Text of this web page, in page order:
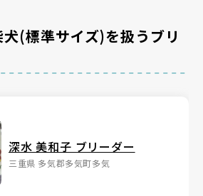
(標準サイズ)を扱うブリ
深水 美和子 ブリーダー
三重県 多気郡多気町多気